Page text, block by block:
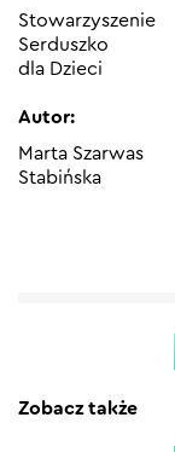
Stowarzyszenie
Serduszko
dla Dzieci
Autor:
Marta Szarwas
Stabińska
Zobacz także